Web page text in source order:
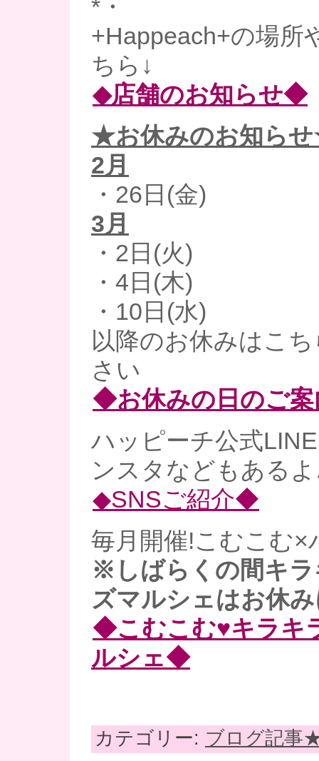
*・
+Happeach+の場所
ちら↓
◆店舗のお知らせ◆
★お休みのお知ら
2月
・26日(金)
3月
・2日(火)
・4日(木)
・10日(水)
以降のお休みはこ
さい
◆お休みの日のご
ハッピーチ公式
ンスタなどもある
◆SNSご紹介◆
毎月開催!こむこむ×
※しばらくの間キ
ズマルシェはお休
◆こむこむ♥キラキ
ルシェ◆
カテゴリー: ブログ記事